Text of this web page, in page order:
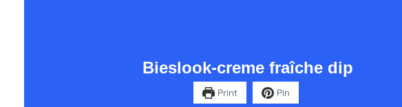
Bieslook-creme fraîche dip
Print Pin